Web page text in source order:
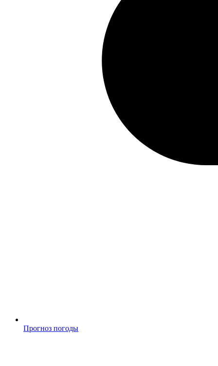
Прогноз погоды